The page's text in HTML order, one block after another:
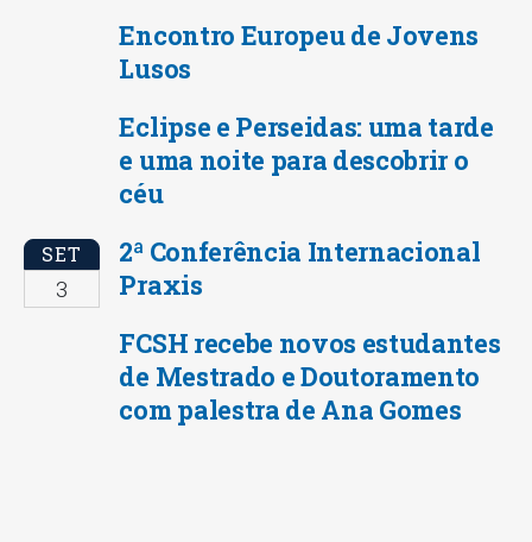
Encontro Europeu de Jovens
Lusos
Eclipse e Perseidas: uma tarde
e uma noite para descobrir o
céu
SET
3
2ª Conferência Internacional
Praxis
FCSH recebe novos estudantes
de Mestrado e Doutoramento
com palestra de Ana Gomes